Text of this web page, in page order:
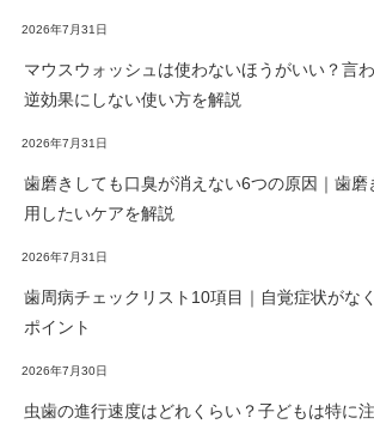
2026年7月31日
マウスウォッシュは使わないほうがいい？言
逆効果にしない使い方を解説
2026年7月31日
歯磨きしても口臭が消えない6つの原因｜歯磨
用したいケアを解説
2026年7月31日
歯周病チェックリスト10項目｜自覚症状がな
ポイント
2026年7月30日
虫歯の進行速度はどれくらい？子どもは特に